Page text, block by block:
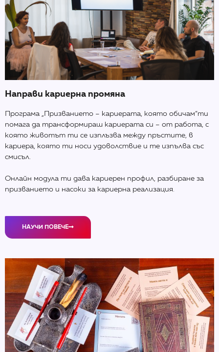
Направи кариерна промяна
Програма „Призванието – кариерата, която обичам“ти
помага да трансформираш кариерата си – от работа, с
която животът ти се изплъзва между пръстите, в
кариера, която ти носи удоволствие и те изпълва със
смисъл.
Онлайн модула ти дава кариерен профил, разбиране за
призванието и насоки за кариерна реализация.
НАУЧИ ПОВЕЧЕ